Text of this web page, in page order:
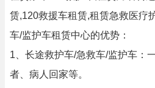
赁,120救援车租赁,租赁急救医疗
车/监护车租赁中心的优势：
1、长途救护车/急救车/监护车：
者、病人回家等。